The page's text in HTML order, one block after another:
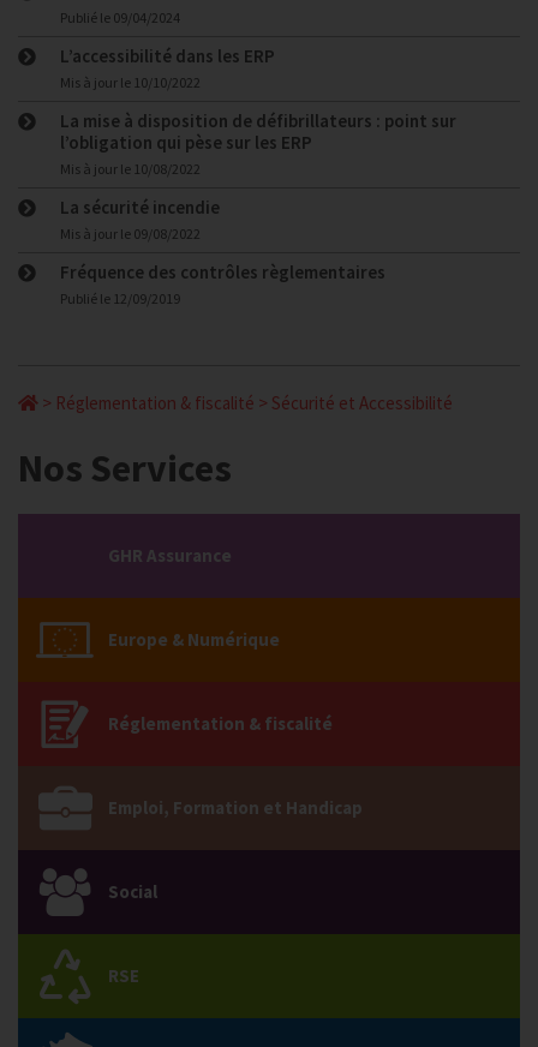
Publié le 09/04/2024
L’accessibilité dans les ERP
Mis à jour le 10/10/2022
La mise à disposition de défibrillateurs : point sur
l’obligation qui pèse sur les ERP
Mis à jour le 10/08/2022
La sécurité incendie
Mis à jour le 09/08/2022
Fréquence des contrôles règlementaires
Publié le 12/09/2019
> Réglementation & fiscalité > Sécurité et Accessibilité
Nos Services
GHR Assurance
Europe & Numérique
Réglementation & fiscalité
Emploi, Formation et Handicap
Social
RSE